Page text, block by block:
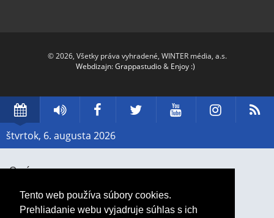
Tento web používa súbory cookies.
Prehliadanie webu vyjadruje súhlas s ich
© 2026, Všetky práva vyhradené, WINTER média, a.s.
Webdizajn:Grappastudio& Enjoy :)
DátumRádio
Piešťany
FacebookTwitterYouTube
štvrtok, 6. augusta 2026
O nás
Cenník